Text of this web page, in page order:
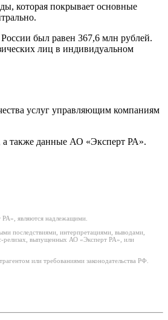
которая покрывает основные
был равен 367,6 млн рублей.
лиц в индивидуальном
услуг управляющим компаниям
также данные АО «Эксперт РА».
являются надлежащими.
последствиями, интерпретациями, выводами,
релизах, выпущенных АО «Эксперт РА», или
или требованиями законодательства РФ.